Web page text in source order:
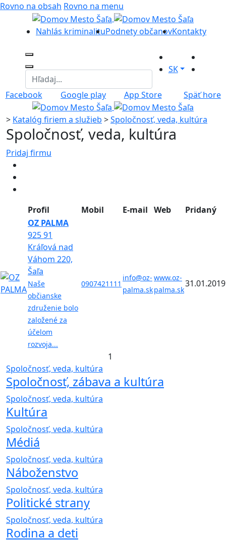
Rovno na obsah Rovno na menu
Nahlás kriminalituPodnety občanovKontakty
SK
Facebook Google play App Store Späť hore
> Katalóg firiem a služieb >Spoločnosť, veda, kultúra
Spoločnosť, veda, kultúra
Pridaj firmu
Spoločnosť, veda, kultúra
Spoločnosť, zábava a kultúra
Spoločnosť, veda, kultúra
Kultúra
Spoločnosť, veda, kultúra
Médiá
Spoločnosť, veda, kultúra
Náboženstvo
Spoločnosť, veda, kultúra
Politické strany
Spoločnosť, veda, kultúra
Rodina a deti
Profil Mobil E-mail Web
Pridaný
OZ PALMA
925 91
Kráľová nad
Váhom 220,
Šaľa
Naše
občianske
združenie bolo
založené za
účelom
rozvoja...
0907421111
info@oz-
palma.sk
www.oz-
palma.sk
31.01.2019
1